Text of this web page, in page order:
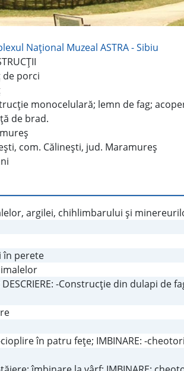
Naţional Muzeal ASTRA - Sibiu
de porci
monocelulară; lemn de fag;
de brad.
com. Călineşti, jud. Maramureş
argilei, chihlimbarului şi
în perete
-Construcţie din dulapi de
cioplire în patru feţe; IMBINARE: -